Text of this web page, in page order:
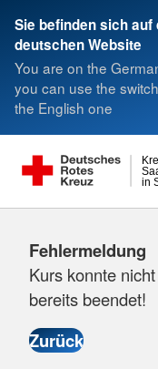
Sie befinden sich auf
deutschen Website
You are on the
you can use the
the English one
in
Fehlermeldung
Kurs konnte
bereits beendet!